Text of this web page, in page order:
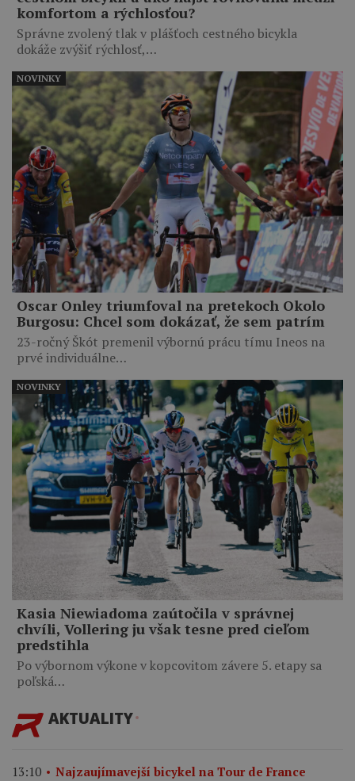
komfortom a rýchlosťou?
Správne zvolený tlak v plášťoch cestného bicykla
dokáže zvýšiť rýchlosť,…
Oscar Onley triumfoval na pretekoch Okolo
Burgosu: Chcel som dokázať, že sem patrím
23-ročný Škót premenil výbornú prácu tímu Ineos na
prvé individuálne…
NOVINKY
Kasia Niewiadoma zaútočila v správnej
chvíli, Vollering ju však tesne pred cieľom
predstihla
Po výbornom výkone v kopcovitom závere 5. etapy sa
poľská…
NOVINKY
AKTUALITY
13:10
Najzaujímavejší bicykel na Tour de France